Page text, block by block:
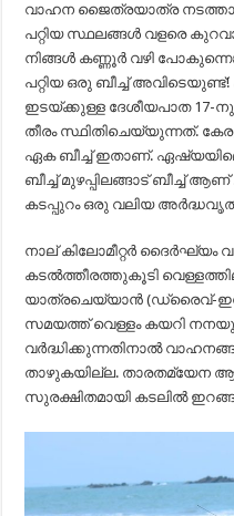
വാഹന ജൈത്രയാത്ര
പറ്റിയ സ്ഥലങ്ങള്‍ വളരെ
നിങ്ങള്‍ കണ്ണൂര്‍ വഴി
പറ്റിയ ഒരു ബീച്ച്
ഇടയ്ക്കുള്ള ദേശീയപാത
തീരം സ്ഥിതിചെയ്യുന്നത്.
ഏക ബീച്ച് ഇതാണ്‌.
ബീച്ച് മുഴപ്പിലങ്ങാട്‌ ബീച്ച്
കടപ്പുറം ഒരു വലിയ
നാല് കിലോമീറ്റർ ദൈർഘ്യം
കടൽത്തീരത്തുകൂടി
യാത്രചെയ്യാൻ (ഡ്രൈവ്-ഇൻ-
സമയത്ത് വെള്ളം കയറി
വർദ്ധിക്കുന്നതിനാൽ
താഴുകയില്ല. താരതമ്യേന
സുരക്ഷിതമായി കടലിൽ